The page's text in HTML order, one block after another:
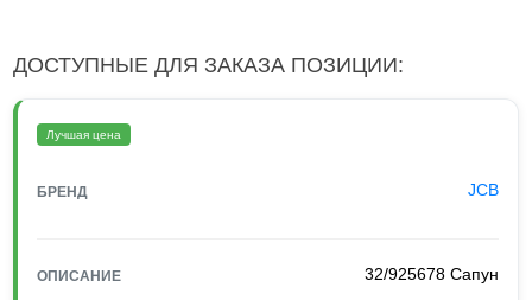
ДОСТУПНЫЕ ДЛЯ ЗАКАЗА ПОЗИЦИИ:
Лучшая цена
БРЕНД JCB
ОПИСАНИЕ 32/925678 Сапун